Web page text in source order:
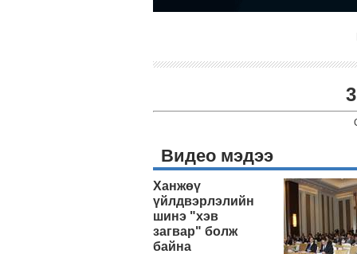
Видео мэдээ
Ханжөү
үйлдвэрлэлийн
шинэ "хэв
загвар" болж
байна